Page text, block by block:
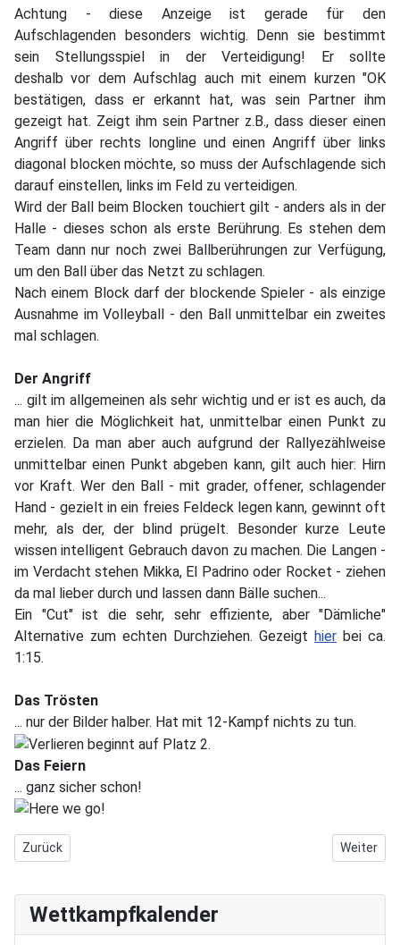
Achtung - diese Anzeige ist gerade für den
Aufschlagenden besonders wichtig. Denn sie bestimmt
sein Stellungsspiel in der Verteidigung! Er sollte
deshalb vor dem Aufschlag auch mit einem kurzen "OK
bestätigen, dass er erkannt hat, was sein Partner ihm
gezeigt hat. Zeigt ihm sein Partner z.B., dass dieser einen
Angriff über rechts longline und einen Angriff über links
diagonal blocken möchte, so muss der Aufschlagende sich
darauf einstellen, links im Feld zu verteidigen.
Wird der Ball beim Blocken touchiert gilt - anders als in der
Halle - dieses schon als erste Berührung. Es stehen dem
Team dann nur noch zwei Ballberührungen zur Verfügung,
um den Ball über das Netzt zu schlagen.
Nach einem Block darf der blockende Spieler - als einzige
Ausnahme im Volleyball - den Ball unmittelbar ein zweites
mal schlagen.
Der Angriff
... gilt im allgemeinen als sehr wichtig und er ist es auch, da
man hier die Möglichkeit hat, unmittelbar einen Punkt zu
erzielen. Da man aber auch aufgrund der Rallyezählweise
unmittelbar einen Punkt abgeben kann, gilt auch hier: Hirn
vor Kraft. Wer den Ball - mit grader, offener, schlagender
Hand - gezielt in ein freies Feldeck legen kann, gewinnt oft
mehr, als der, der blind prügelt. Besonder kurze Leute
wissen intelligent Gebrauch davon zu machen. Die Langen -
im Verdacht stehen Mikka, El Padrino oder Rocket - ziehen
da mal lieber durch und lassen dann Bälle suchen...
Ein "Cut" ist die sehr, sehr effiziente, aber "Dämliche"
Alternative zum echten Durchziehen. Gezeigt hier bei ca.
1:15.
Das Trösten
... nur der Bilder halber. Hat mit 12-Kampf nichts zu tun.
Das Feiern
... ganz sicher schon!
Vorheriger Beitrag: Erneut 12-Kämpfer beim Training erwischt!
Zurück Nächster
Weiter
Wettkampfkalender